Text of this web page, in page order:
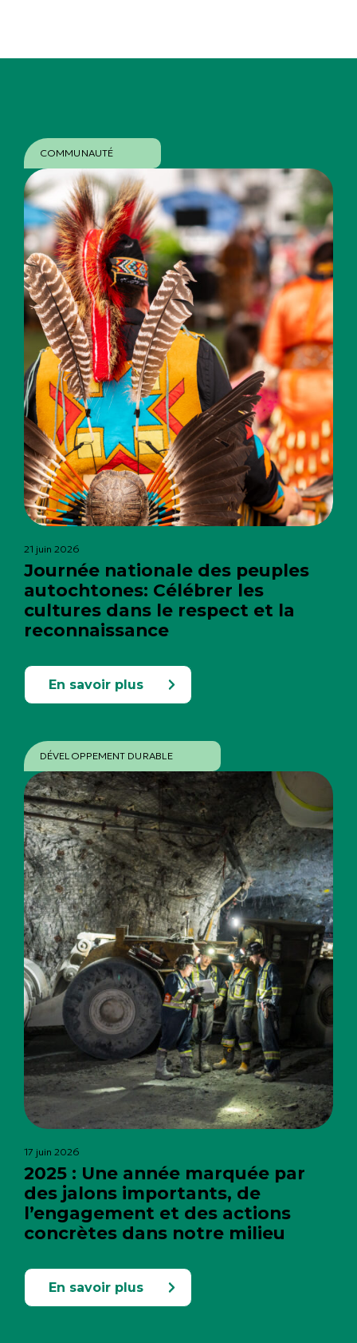
COMMUNAUTÉ
21 juin 2026
Journée nationale des peuples
autochtones: Célébrer les
cultures dans le respect et la
reconnaissance
En savoir plus
DÉVELOPPEMENT DURABLE
17 juin 2026
2025 : Une année marquée par
des jalons importants, de
l’engagement et des actions
concrètes dans notre milieu
En savoir plus